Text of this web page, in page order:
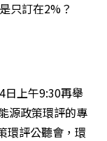
只訂在2%？
日上午9:30再舉
源政策環評的專
環評公聽會，環